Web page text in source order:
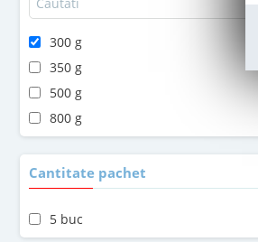
300 g
350 g
500 g
800 g
Cantitate pachet
5 buc